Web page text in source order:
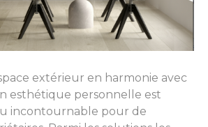
extérieur en harmonie avec
esthétique personnelle est
incontournable pour de